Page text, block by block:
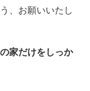
、お願いいたし
家だけをしっか